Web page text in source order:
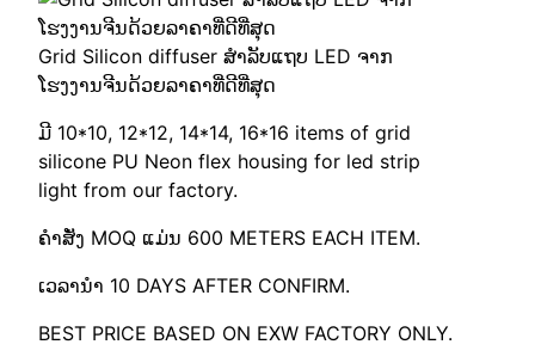
Grid Silicon diffuser ສໍາລັບແຖບ LED ຈາກ
ໂຮງງານຈີນດ້ວຍລາຄາທີ່ດີທີ່ສຸດ
ມີ 10*10, 12*12, 14*14, 16*16 items of grid
silicone PU Neon flex housing for led strip
light from our factory.
ຄໍາສັ່ງ MOQ ແມ່ນ 600 METERS EACH ITEM.
ເວລານໍາ 10 DAYS AFTER CONFIRM.
BEST PRICE BASED ON EXW FACTORY ONLY.